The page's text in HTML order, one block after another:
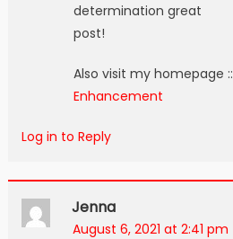
determination great
post!
Also visit my homepage ::
Enhancement
Log in to Reply
Jenna
August 6, 2021 at 2:41 pm